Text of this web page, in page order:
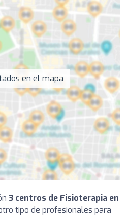
en el mapa
3 centros de Fisioterapia en
tipo de profesionales para